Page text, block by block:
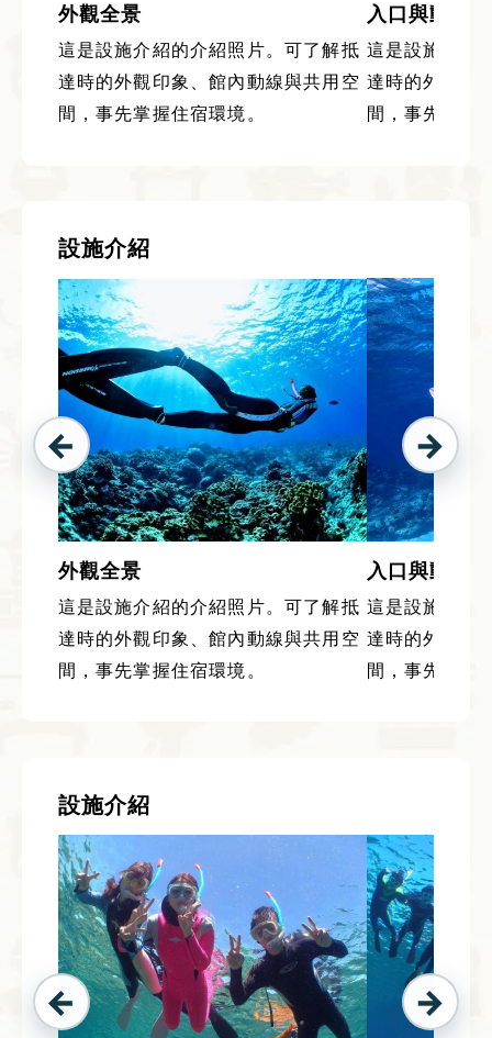
外觀全景
這是設施介紹的介紹照片。可了解抵
達時的外觀印象、館內動線與共用空
間，事先掌握住宿環境。
入口與動線
這是設施介紹
達時的外觀印
間，事先掌握
設施介紹
外觀全景
這是設施介紹的介紹照片。可了解抵
達時的外觀印象、館內動線與共用空
間，事先掌握住宿環境。
入口與動線
這是設施介紹
達時的外觀印
間，事先掌握
設施介紹